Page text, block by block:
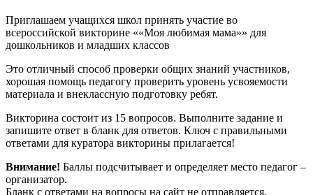
Приглашаем учащихся школ принять участие во
всероссийской викторине ««Моя любимая мама»» для
дошкольников и младших классов
Это отличный способ проверки общих знаний участников,
хорошая помощь педагогу проверить уровень усвояемости
материала и внеклассную подготовку ребят.
Викторина состоит из 15 вопросов. Выполните задание и
запишите ответ в бланк для ответов. Ключ с правильными
ответами для куратора викторины прилагается!
Внимание! Баллы подсчитывает и определяет место педагог –
организатор.
Бланк с ответами на вопросы на сайт не отправляется.